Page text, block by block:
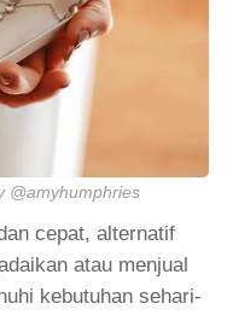
@amyhumphries
cepat, alternatif
atau menjual
kebutuhan sehari-